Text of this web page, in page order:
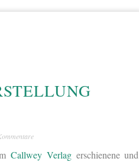
Callwey Verlagerschienene und